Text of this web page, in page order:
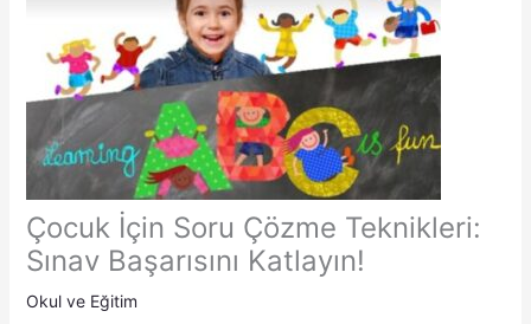
Çocuk İçin Soru Çözme Teknikleri:
Sınav Başarısını Katlayın!
Okul ve Eğitim